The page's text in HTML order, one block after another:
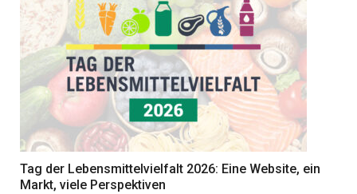
Tag der Lebensmittelvielfalt 2026: Eine Website, ein
Markt, viele Perspektiven